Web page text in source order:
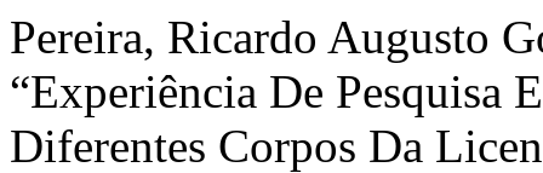
Pereira, Ricardo Augusto
“Experiência De Pesquisa
Diferentes Corpos Da